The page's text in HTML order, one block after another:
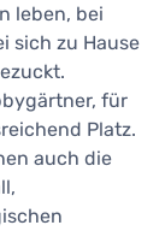
leben, bei
sich zu Hause
für
Platz.
auch die